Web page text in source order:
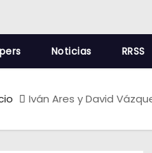
Noticias RRSS
Iván Ares y David